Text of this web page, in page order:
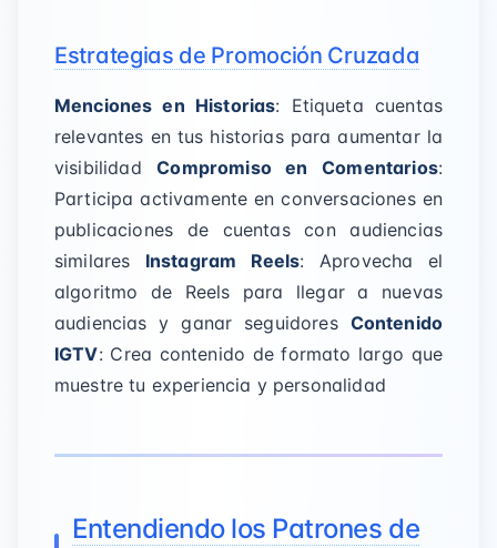
Estrategias de Promoción Cruzada
Menciones en Historias: Etiqueta cuentas
relevantes en tus historias para aumentar la
visibilidadCompromiso en Comentarios:
Participa activamente en conversaciones en
publicaciones de cuentas con audiencias
similares Instagram Reels: Aprovecha el
algoritmo de Reels para llegar a nuevas
audiencias y ganar seguidores Contenido
IGTV: Crea contenido de formato largo que
muestre tu experiencia y personalidad
Entendiendo los Patrones de